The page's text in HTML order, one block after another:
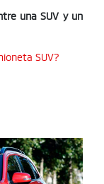
una SUV y un
SUV?